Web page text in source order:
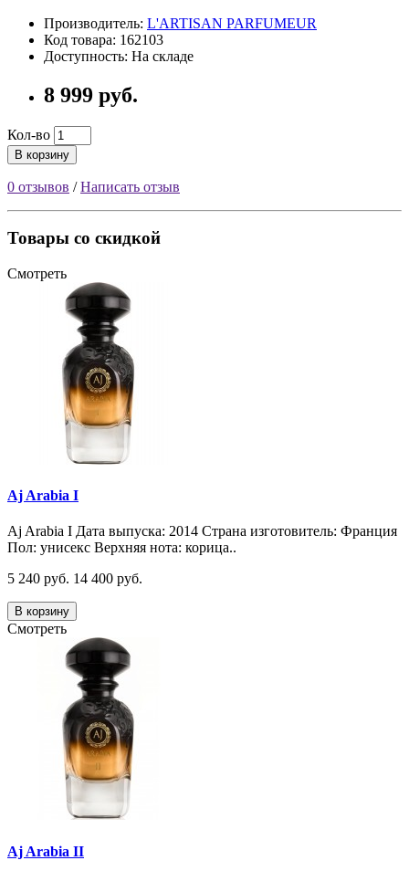
Производитель: L'ARTISAN PARFUMEUR
Код товара: 162103
Доступность: На складе
8 999 руб.
Кол-во
В корзину
0 отзывов /Написать отзыв
Товары со скидкой
Смотреть
Aj Arabia I
Aj Arabia I Дата выпуска: 2014 Страна изготовитель: Франция
Пол: унисекс Верхняя нота: корица..
5 240 руб. 14 400 руб.
В корзину
Смотреть
Aj Arabia II